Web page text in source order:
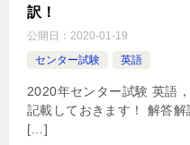
訳！
公開日： 2020-01-19
センター試験
英語
2020年センター試験 英語
記載しておきます！ 解答
[…]